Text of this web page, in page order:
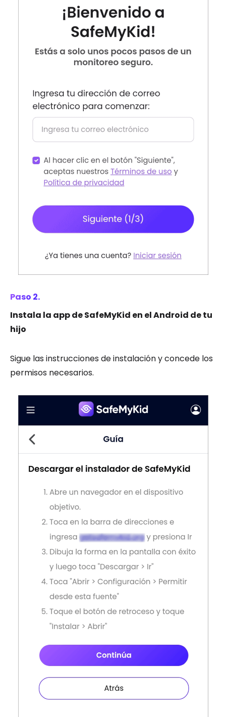
Paso 2.
Instala la app de SafeMyKid en el Android de tu
hijo
Sigue las instrucciones de instalación y concede los
permisos necesarios.